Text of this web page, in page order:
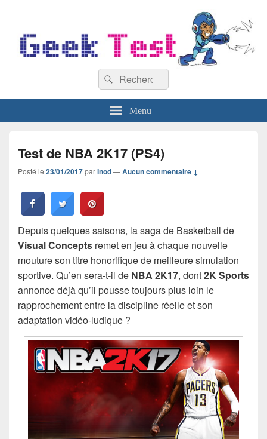
Recherche :
Rechercher
Menu
Test de NBA 2K17 (PS4)
Posté le 23/01/2017parInod—Aucun commentaire ↓
Depuis quelques saisons, la saga de Basketball de
Visual Concepts remet en jeu à chaque nouvelle
mouture son titre honorifique de meilleure simulation
sportive. Qu’en sera-t-il de NBA 2K17, dont2K Sports
annonce déjà qu’il pousse toujours plus loin le
rapprochement entre la discipline réelle et son
adaptation vidéo-ludique ?